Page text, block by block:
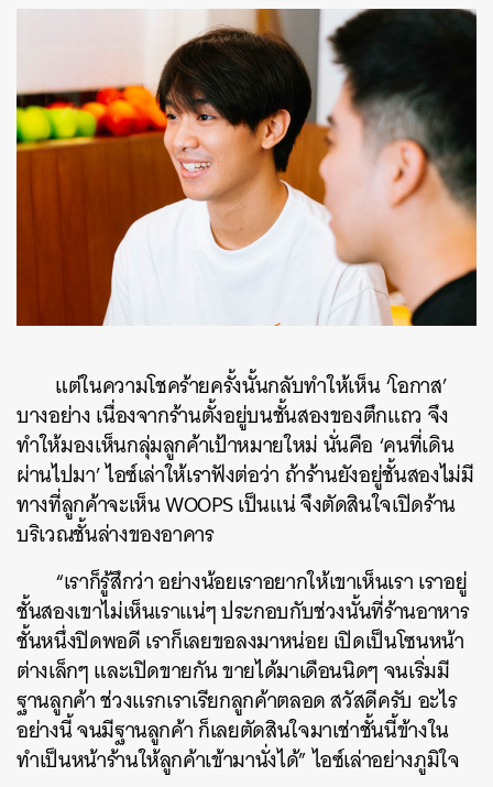
แต่ในความโชคร้ายครั้งนั้นกลับทำให้เห็น ‘โอกาส’
บางอย่าง เนื่องจากร้านตั้งอยู่บนชั้นสองของตึกแถว จึง
ทำให้มองเห็นกลุ่มลูกค้าเป้าหมายใหม่ นั่นคือ ‘คนที่เดิน
ผ่านไปมา’ ไอซ์เล่าให้เราฟังต่อว่า ถ้าร้านยังอยู่ชั้นสองไม่มี
ทางที่ลูกค้าจะเห็น WOOPS เป็นแน่ จึงตัดสินใจเปิดร้าน
บริเวณชั้นล่างของอาคาร
“เราก็รู้สึกว่า อย่างน้อยเราอยากให้เขาเห็นเรา เราอยู่
ชั้นสองเขาไม่เห็นเราแน่ๆ ประกอบกับช่วงนั้นที่ร้านอาหาร
ชั้นหนึ่งปิดพอดี เราก็เลยขอลงมาหน่อย เปิดเป็นโซนหน้า
ต่างเล็กๆ และเปิดขายกัน ขายได้มาเดือนนิดๆ จนเริ่มมี
ฐานลูกค้า ช่วงแรกเราเรียกลูกค้าตลอด สวัสดีครับ อะไร
อย่างนี้ จนมีฐานลูกค้า ก็เลยตัดสินใจมาเช่าชั้นนี้ข้างใน
ทำเป็นหน้าร้านให้ลูกค้าเข้ามานั่งได้” ไอซ์เล่าอย่างภูมิใจ